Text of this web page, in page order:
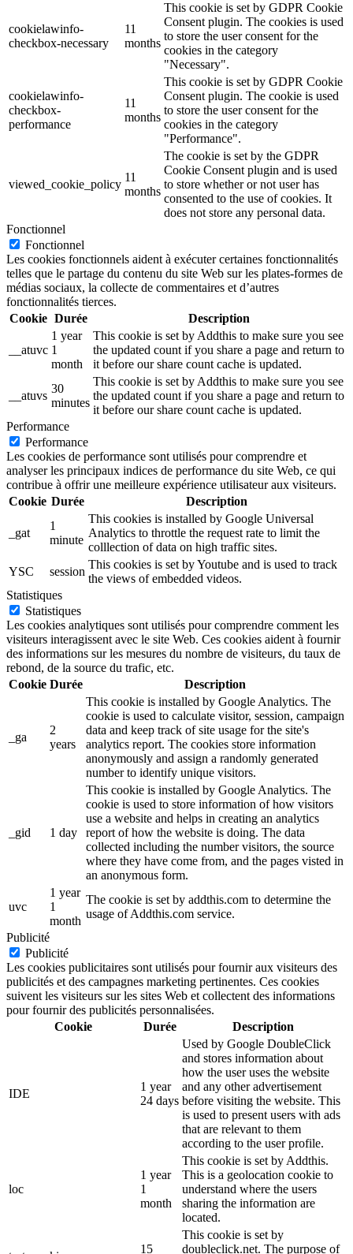
cookielawinfo-
checkbox-necessary
11
months
This cookie is set by GDPR Cookie
Consent plugin. The cookies is used
to store the user consent for the
cookies in the category
"Necessary".
cookielawinfo-
checkbox-
performance
11
months
This cookie is set by GDPR Cookie
Consent plugin. The cookie is used
to store the user consent for the
cookies in the category
"Performance".
viewed_cookie_policy
11
months
The cookie is set by the GDPR
Cookie Consent plugin and is used
to store whether or not user has
consented to the use of cookies. It
does not store any personal data.
Fonctionnel
Fonctionnel
Les cookies fonctionnels aident à exécuter certaines fonctionnalités
telles que le partage du contenu du site Web sur les plates-formes de
médias sociaux, la collecte de commentaires et d’autres
fonctionnalités tierces.
Cookie Durée Description
__atuvc
1 year
1
month
This cookie is set by Addthis to make sure you see
the updated count if you share a page and return to
it before our share count cache is updated.
__atuvs
30
minutes
This cookie is set by Addthis to make sure you see
the updated count if you share a page and return to
it before our share count cache is updated.
Performance
Performance
Les cookies de performance sont utilisés pour comprendre et
analyser les principaux indices de performance du site Web, ce qui
contribue à offrir une meilleure expérience utilisateur aux visiteurs.
Cookie Durée Description
_gat
1
minute
This cookies is installed by Google Universal
Analytics to throttle the request rate to limit the
colllection of data on high traffic sites.
YSC
session
This cookies is set by Youtube and is used to track
the views of embedded videos.
Statistiques
Statistiques
Les cookies analytiques sont utilisés pour comprendre comment les
visiteurs interagissent avec le site Web. Ces cookies aident à fournir
des informations sur les mesures du nombre de visiteurs, du taux de
rebond, de la source du trafic, etc.
Cookie Durée Description
_ga
2
years
This cookie is installed by Google Analytics. The
cookie is used to calculate visitor, session, campaign
data and keep track of site usage for the site's
analytics report. The cookies store information
anonymously and assign a randomly generated
number to identify unique visitors.
_gid 1 day
This cookie is installed by Google Analytics. The
cookie is used to store information of how visitors
use a website and helps in creating an analytics
report of how the website is doing. The data
collected including the number visitors, the source
where they have come from, and the pages visted in
an anonymous form.
uvc
1 year
1
month
The cookie is set by addthis.com to determine the
usage of Addthis.com service.
Publicité
Publicité
Les cookies publicitaires sont utilisés pour fournir aux visiteurs des
publicités et des campagnes marketing pertinentes. Ces cookies
suivent les visiteurs sur les sites Web et collectent des informations
pour fournir des publicités personnalisées.
Cookie
Durée Description
IDE
1 year
24 days
Used by Google DoubleClick
and stores information about
how the user uses the website
and any other advertisement
before visiting the website. This
is used to present users with ads
that are relevant to them
according to the user profile.
loc
1 year
1
month
This cookie is set by Addthis.
This is a geolocation cookie to
understand where the users
sharing the information are
located.
15
This cookie is set by
doubleclick.net. The purpose of